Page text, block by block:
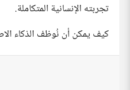
تجربته الإنسانية المتكاملة.
كيف يمكن أن نُوظف الذكاء